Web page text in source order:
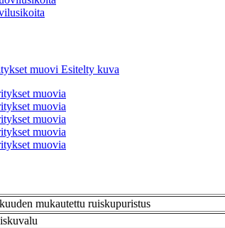
mukautettu ruiskupuristus